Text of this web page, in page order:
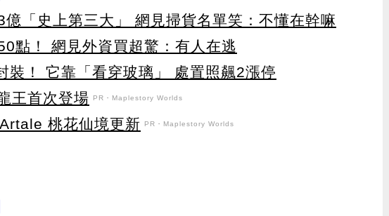
億「史上第三大」 網見掃貨名單笑：不懂在幹嘛
點！ 網見外資買超驚：有人在逃
裝！ 它靠「看穿玻璃」 處置照飆2漲停
王首次登場
PR・Maplestory Worlds
桃花仙境更新 PR・Maplestory Worlds